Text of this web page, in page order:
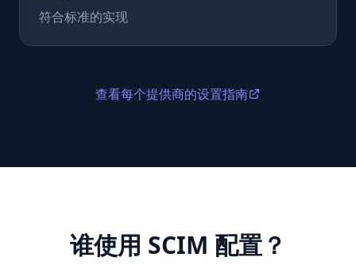
符合标准的实现
查看每个提供商的设置指南
谁使用 SCIM 配置？